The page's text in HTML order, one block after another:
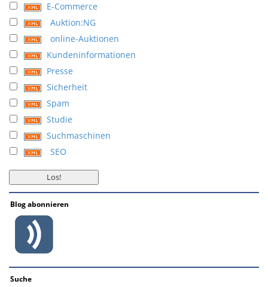
E-Commerce
Auktion:NG
online-Auktionen
Kundeninformationen
Presse
Sicherheit
Spam
Studie
Suchmaschinen
SEO
Blog abonnieren
Suche